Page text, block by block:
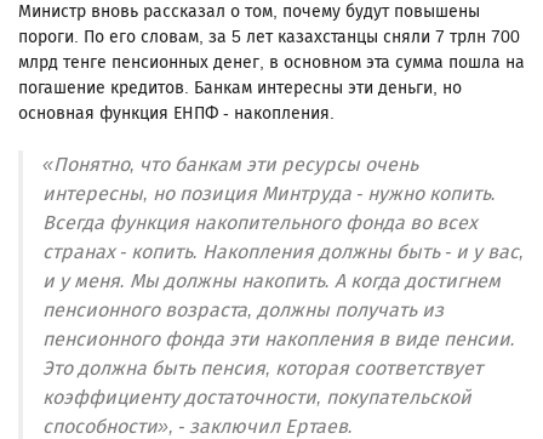
Министр вновь рассказал о том, почему будут повышены
пороги. По его словам, за 5 лет казахстанцы сняли 7 трлн 700
млрд тенге пенсионных денег, в основном эта сумма пошла на
погашение кредитов. Банкам интересны эти деньги, но
основная функция ЕНПФ - накопления.
«Понятно, что банкам эти ресурсы очень
интересны, но позиция Минтруда - нужно копить.
Всегда функция накопительного фонда во всех
странах - копить. Накопления должны быть - и у вас,
и у меня. Мы должны накопить. А когда достигнем
пенсионного возраста, должны получать из
пенсионного фонда эти накопления в виде пенсии.
Это должна быть пенсия, которая соответствует
коэффициенту достаточности, покупательской
способности», - заключил Ертаев.